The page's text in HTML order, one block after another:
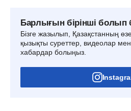
Барлығын бірінші болып
Бізге жазылып, Қазақстанның
қызықты суреттер, видеолар
хабардар болыңыз.